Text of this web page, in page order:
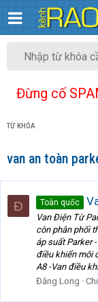
Đừng cố
TỪ KHÓA
van an toàn
Đ Toàn quốc
Van Điện Từ
còn phân phối
áp suất Parker
điều khiển môi
A8 -Van điều
Đăng Long